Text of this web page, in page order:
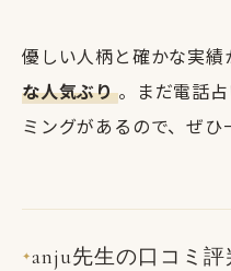
優しい人柄と確かな実
な人気ぶり 。まだ電話
ミングがあるので、ぜ
✦anju先生の口コミ評